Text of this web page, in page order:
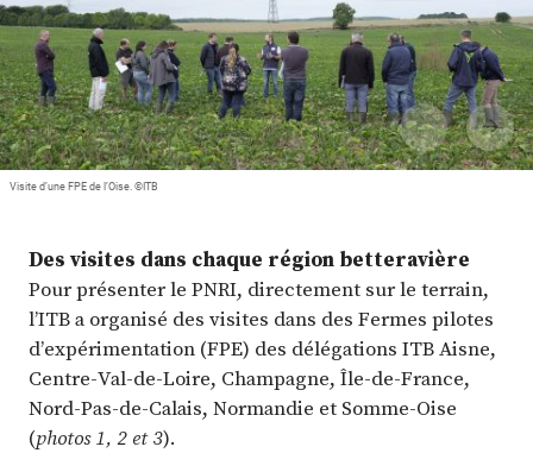
Visite d’une FPE de l’Oise. ©ITB
Des visites dans chaque région betteravière
Pour présenter le PNRI, directement sur le terrain,
l’ITB a organisé des visites dans des Fermes pilotes
d’expérimentation (FPE) des délégations ITB Aisne,
Centre-Val-de-Loire, Champagne, Île-de-France,
Nord-Pas-de-Calais, Normandie et Somme-Oise
(photos 1, 2 et 3).